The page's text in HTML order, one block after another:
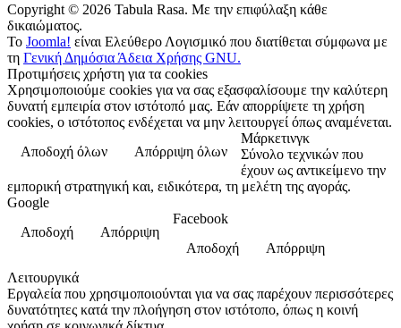
Copyright © 2026 Tabula Rasa. Με την επιφύλαξη κάθε
δικαιώματος.
Το Joomla! είναι Ελεύθερο Λογισμικό που διατίθεται σύμφωνα με
τη Γενική Δημόσια Άδεια Χρήσης GNU.
Προτιμήσεις χρήστη για τα cookies
Χρησιμοποιούμε cookies για να σας εξασφαλίσουμε την καλύτερη
δυνατή εμπειρία στον ιστότοπό μας. Εάν απορρίψετε τη χρήση
cookies, ο ιστότοπος ενδέχεται να μην λειτουργεί όπως αναμένεται.
Αποδοχή όλων
Απόρριψη όλων
Μάρκετινγκ
Σύνολο τεχνικών που
έχουν ως αντικείμενο την
εμπορική στρατηγική και, ειδικότερα, τη μελέτη της αγοράς.
Google
Αποδοχή
Απόρριψη
Facebook
Αποδοχή
Απόρριψη
Λειτουργικά
Εργαλεία που χρησιμοποιούνται για να σας παρέχουν περισσότερες
δυνατότητες κατά την πλοήγηση στον ιστότοπο, όπως η κοινή